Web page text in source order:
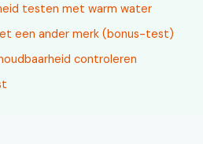
testen met warm water
een ander merk (bonus-test)
controleren